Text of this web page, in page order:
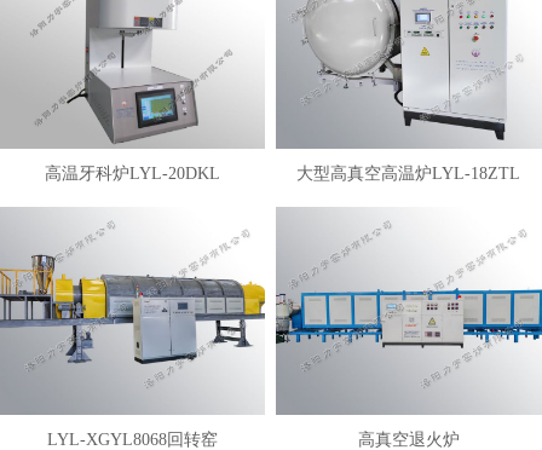
高温牙科炉LYL-20DKL 大型高真空高温炉LYL-18ZTL
LYL-XGYL8068回转窑 高真空退火炉